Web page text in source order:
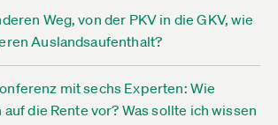
Weg, von der PKV in die GKV, wie
Auslandsaufenthalt?
mit sechs Experten: Wie
die Rente vor? Was sollte ich wissen